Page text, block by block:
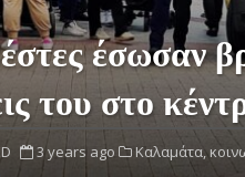
έσωσαν
του στο
3 years ago Καλαμάτα,